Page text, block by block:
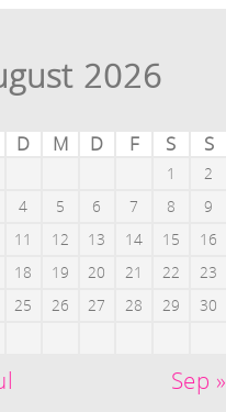
2026
D M D F S S
Sep »
1
2
4 5 6 7 8
9
11 12 13 14 15
16
18 19 20 21 22
23
25 26 27 28 29
30